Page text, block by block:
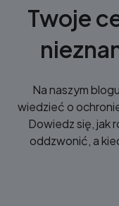
Twoje
Na naszym
wiedzieć o
Dowiedz się, jak
oddzwonić, a